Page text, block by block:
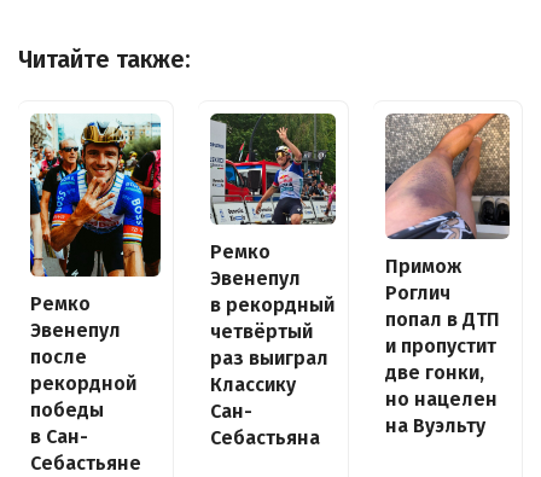
Читайте также:
Ремко
Эвенепул
после
рекордной
победы
в Сан-
Себастьяне
Ремко
Эвенепул
в рекордный
четвёртый
раз выиграл
Классику
Сан-
Себастьяна
Примож
Роглич
попал в ДТП
и пропустит
две гонки,
но нацелен
на Вуэльту